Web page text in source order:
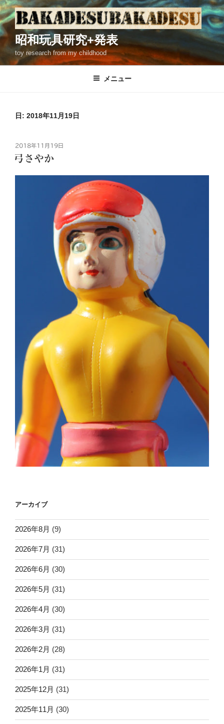
コ
ン
テ
ン
ツ
へ
昭和玩具研究+発表
toy research from my childhood
メニュー
日: 2018年11月19日
投
稿
日:
2018年11月19日
弓さやか
アーカイブ
2026年8月 (9)
2026年7月 (31)
2026年6月 (30)
2026年5月 (31)
2026年4月 (30)
2026年3月 (31)
2026年2月 (28)
2026年1月 (31)
2025年12月 (31)
2025年11月 (30)